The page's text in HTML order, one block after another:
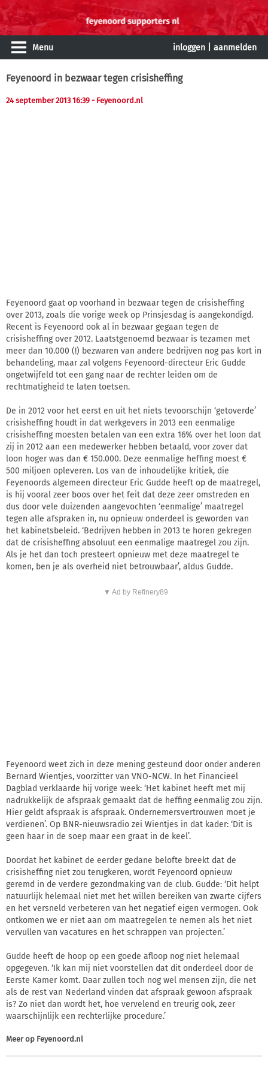
Menu inloggen aanmelden
Feyenoord in bezwaar tegen crisisheffing
24 september 2013 16:39 - Feyenoord.nl
Feyenoord gaat op voorhand in bezwaar tegen de crisisheffing
over 2013, zoals die vorige week op Prinsjesdag is aangekondigd.
Recent is Feyenoord ook al in bezwaar gegaan tegen de
crisisheffing over 2012. Laatstgenoemd bezwaar is tezamen met
meer dan 10.000 (!) bezwaren van andere bedrijven nog pas kort in
behandeling, maar zal volgens Feyenoord-directeur Eric Gudde
ongetwijfeld tot een gang naar de rechter leiden om de
rechtmatigheid te laten toetsen.
De in 2012 voor het eerst en uit het niets tevoorschijn ‘getoverde’
crisisheffing houdt in dat werkgevers in 2013 een eenmalige
crisisheffing moesten betalen van een extra 16% over het loon dat
zij in 2012 aan een medewerker hebben betaald, voor zover dat
loon hoger was dan € 150.000. Deze eenmalige heffing moest €
500 miljoen opleveren. Los van de inhoudelijke kritiek, die
Feyenoords algemeen directeur Eric Gudde heeft op de maatregel,
is hij vooral zeer boos over het feit dat deze zeer omstreden en
dus door vele duizenden aangevochten ‘eenmalige’ maatregel
tegen alle afspraken in, nu opnieuw onderdeel is geworden van
het kabinetsbeleid. ‘Bedrijven hebben in 2013 te horen gekregen
dat de crisisheffing absoluut een eenmalige maatregel zou zijn.
Als je het dan toch presteert opnieuw met deze maatregel te
komen, ben je als overheid niet betrouwbaar’, aldus Gudde.
▼ Ad by Refinery89
Feyenoord weet zich in deze mening gesteund door onder anderen
Bernard Wientjes, voorzitter van VNO-NCW. In het Financieel
Dagblad verklaarde hij vorige week: ‘Het kabinet heeft met mij
nadrukkelijk de afspraak gemaakt dat de heffing eenmalig zou zijn.
Hier geldt afspraak is afspraak. Ondernemersvertrouwen moet je
verdienen’. Op BNR-nieuwsradio zei Wientjes in dat kader: ‘Dit is
geen haar in de soep maar een graat in de keel’.
Doordat het kabinet de eerder gedane belofte breekt dat de
crisisheffing niet zou terugkeren, wordt Feyenoord opnieuw
geremd in de verdere gezondmaking van de club. Gudde: ‘Dit helpt
natuurlijk helemaal niet met het willen bereiken van zwarte cijfers
en het versneld verbeteren van het negatief eigen vermogen. Ook
ontkomen we er niet aan om maatregelen te nemen als het niet
vervullen van vacatures en het schrappen van projecten.’
Gudde heeft de hoop op een goede afloop nog niet helemaal
opgegeven. ‘Ik kan mij niet voorstellen dat dit onderdeel door de
Eerste Kamer komt. Daar zullen toch nog wel mensen zijn, die net
als de rest van Nederland vinden dat afspraak gewoon afspraak
is? Zo niet dan wordt het, hoe vervelend en treurig ook, zeer
waarschijnlijk een rechterlijke procedure.’
Meer op Feyenoord.nl